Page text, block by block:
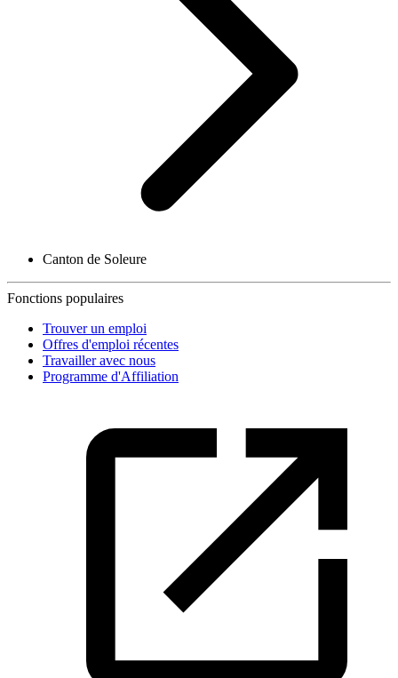
Canton de Soleure
Fonctions populaires
Trouver un emploi
Offres d'emploi récentes
Travailler avec nous
Programme d'Affiliation